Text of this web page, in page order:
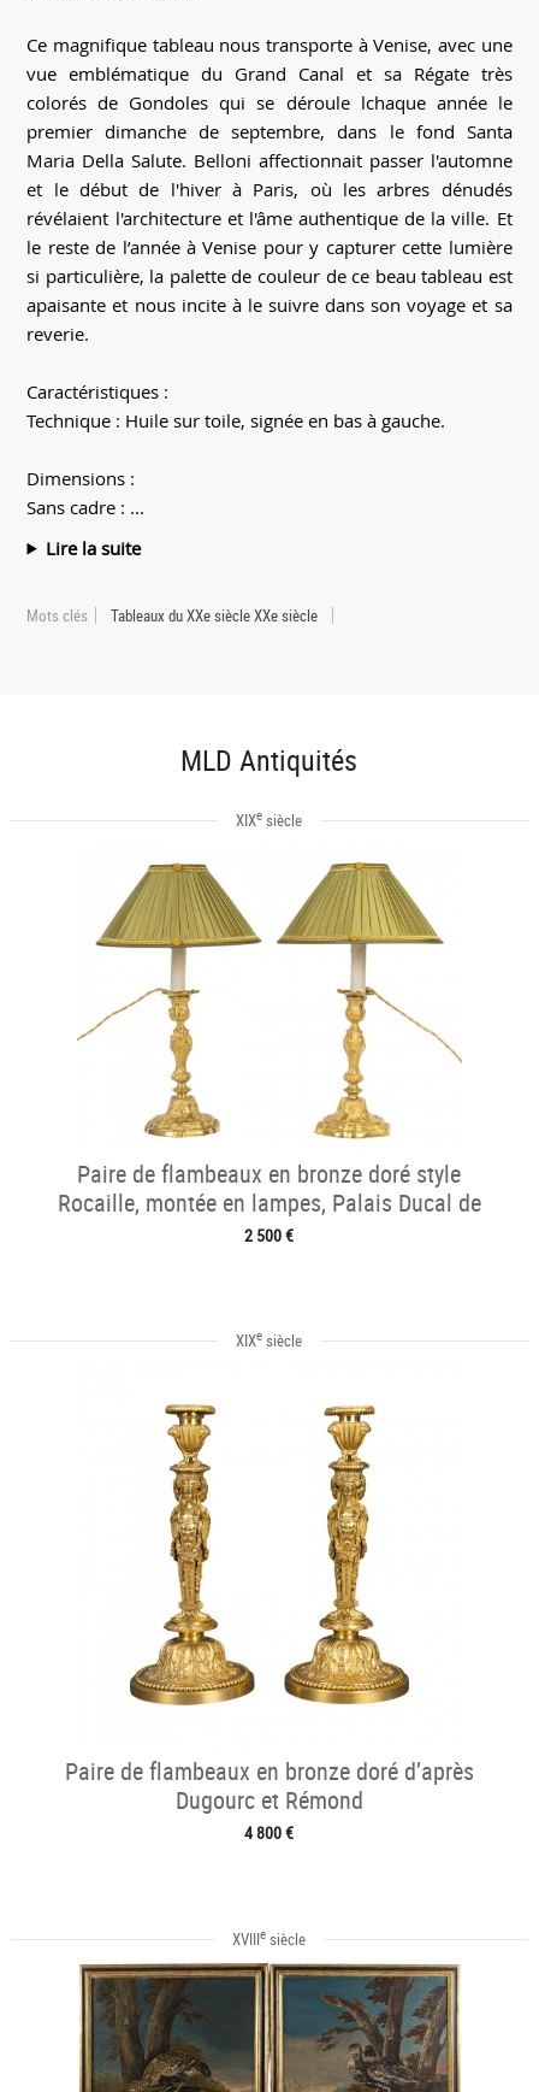
Ce magnifique tableau nous transporte à Venise, avec une
vue emblématique du Grand Canal et sa Régate très
colorés de Gondoles qui se déroule lchaque année le
premier dimanche de septembre, dans le fond Santa
Maria Della Salute. Belloni affectionnait passer l'automne
et le début de l'hiver à Paris, où les arbres dénudés
révélaient l'architecture et l'âme authentique de la ville. Et
le reste de l’année à Venise pour y capturer cette lumière
si particulière, la palette de couleur de ce beau tableau est
apaisante et nous incite à le suivre dans son voyage et sa
reverie.
Caractéristiques :
Technique : Huile sur toile, signée en bas à gauche.
Dimensions :
Sans cadre : ...
Lire la suite
Mots clés Tableaux du XXe siècle XXe siècle
MLD Antiquités
XIXe siècle
Paire de flambeaux en bronze doré style
Rocaille, montée en lampes, Palais Ducal de
Nevers vers 1820
2 500 €
XIXe siècle
Paire de flambeaux en bronze doré d’après
Dugourc et Rémond
4 800 €
XVIIIe siècle